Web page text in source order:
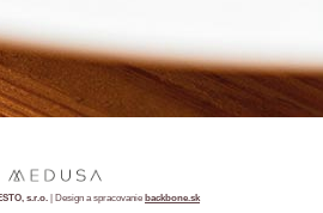
s.r.o. | Design a spracovanie backbone.sk